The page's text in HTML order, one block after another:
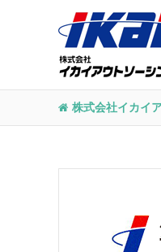
株式会社イカイ